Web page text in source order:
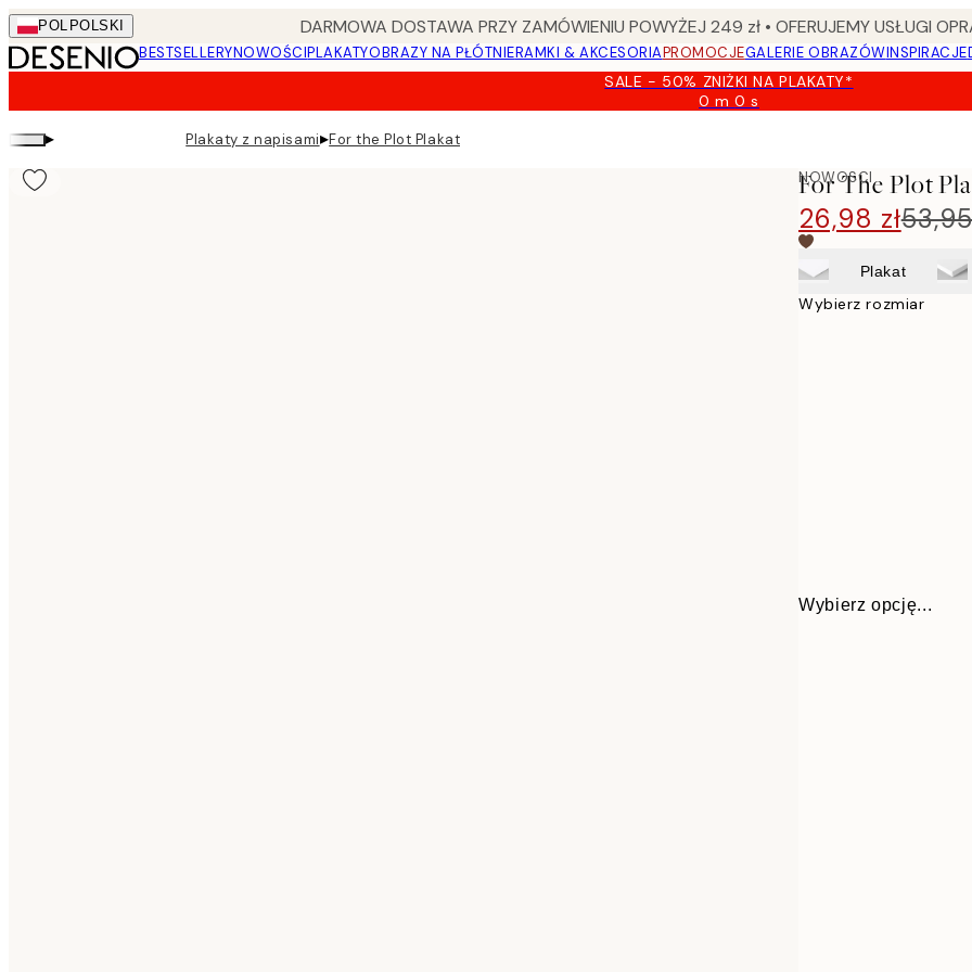
Skip
to
main
POL POLSKI DARMOWA DOSTAWA PRZY ZAMÓWIENIU POWYŻEJ 249 zł • OFERUJEMY USŁUGI
BESTSELLERYNOWOŚCIPLAKATYOBRAZY NA PŁÓTNIERAMKI & AKCESORIAPROMOCJEGALERIE OBRAZÓWINSPIRACJE
SALE - 50% ZNIŻKI NA PLAKATY*
0 m0 s
Ważny
▸ Plakaty z napisami▸For the Plot Plakat
NOWOSCI
For The Plot
26,98 zł
Plakat
Wybierz rozmiar
Wybierz opcję...